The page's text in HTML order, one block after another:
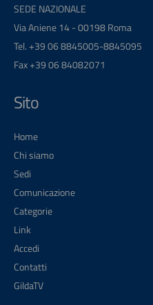
SEDE NAZIONALE
Via Aniene 14 - 00198 Roma
Tel. +39 06 8845005-8845095
Fax +39 06 84082071
Sito
Home
Chi siamo
Sedi
Comunicazione
Categorie
Link
Accedi
Contatti
GildaTV